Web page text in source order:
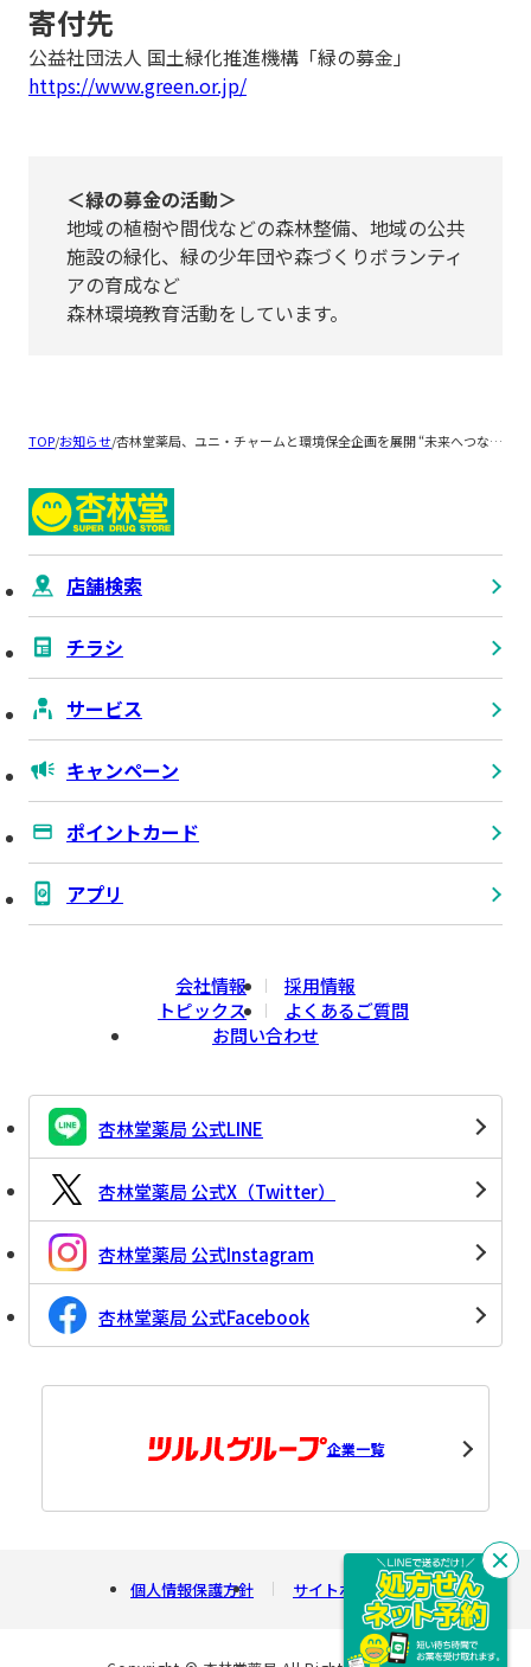
寄付先
公益社団法人 国土緑化推進機構「緑の募金」
https://www.green.or.jp/
＜緑の募金の活動＞
地域の植樹や間伐などの森林整備、地域の公共
施設の緑化、緑の少年団や森づくりボランティ
アの育成など
森林環境教育活動をしています。
TOP/お知らせ/ 杏林堂薬局、ユニ・チャームと環境保全企画を展開 “未来へつなぐ「えらぶ・つかう・めぐらせる」”キャンペーン
店舗検索
チラシ
サービス
キャンペーン
ポイントカード
アプリ
会社情報
採用情報
トピックス
よくあるご質問
お問い合わせ
杏林堂薬局 公式LINE
杏林堂薬局 公式X（Twitter）
杏林堂薬局 公式Instagram
杏林堂薬局 公式Facebook
企業一覧
個人情報保護方針 サイトポリシー
閉